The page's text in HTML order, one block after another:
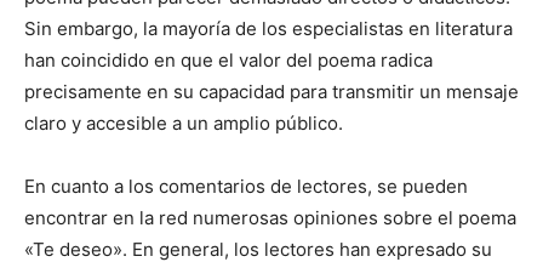
Sin embargo, la mayoría de los especialistas en literatura
han coincidido en que el valor del poema radica
precisamente en su capacidad para transmitir un mensaje
claro y accesible a un amplio público.
En cuanto a los comentarios de lectores, se pueden
encontrar en la red numerosas opiniones sobre el poema
«Te deseo». En general, los lectores han expresado su